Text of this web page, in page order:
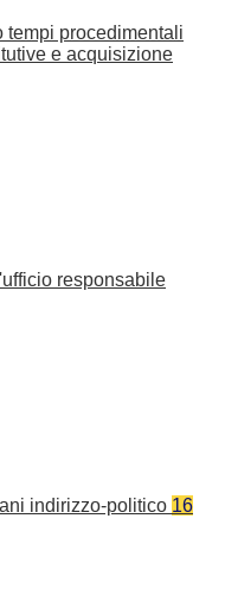
tempi procedimentali
e acquisizione
responsabile
indirizzo-politico 16